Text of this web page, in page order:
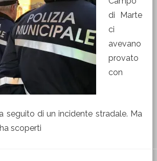
di Marte
ci
avevano
provato
con
a seguito di un incidente stradale. Ma
scoperti